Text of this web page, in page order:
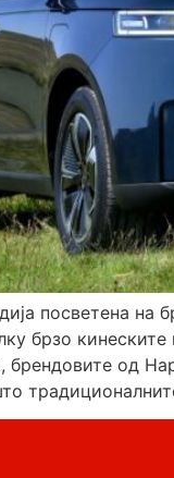
посветена
брзо
брендовите од